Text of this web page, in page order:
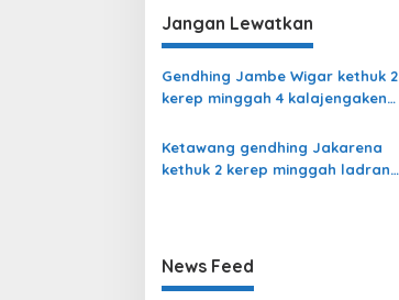
Jangan Lewatkan
Gendhing Jambe Wigar kethuk 2
kerep minggah 4 kalajengaken
Ketawang gendhing Jakarena
kethuk 2 kerep minggah ladrang
News Feed